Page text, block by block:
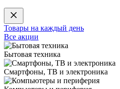
Товары на каждый день
Все акции
Бытовая техника
Смартфоны, ТВ и электроника